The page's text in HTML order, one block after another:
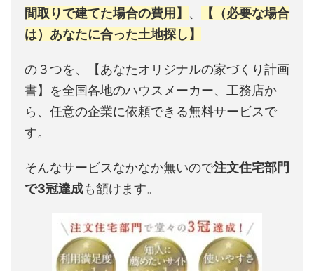
間取りで建てた場合の費用】 、
【（必要な場合
は）あなたに合った土地探し】
の３つを、【あなたオリジナルの家づくり計画
書】を全国各地のハウスメーカー、工務店か
ら、任意の企業に依頼できる無料サービスで
す。
そんなサービスなかなか無いので注文住宅部門
で3冠達成も頷けます。